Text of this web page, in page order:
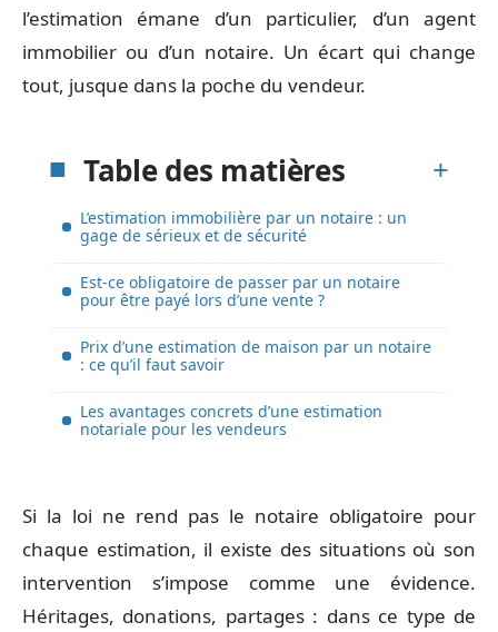
l’estimation émane d’un particulier, d’un agent
immobilier ou d’un notaire. Un écart qui change
tout, jusque dans la poche du vendeur.
Table des matières
L’estimation immobilière par un notaire : un
gage de sérieux et de sécurité
Est-ce obligatoire de passer par un notaire
pour être payé lors d’une vente ?
Prix d’une estimation de maison par un notaire
: ce qu’il faut savoir
Les avantages concrets d’une estimation
notariale pour les vendeurs
Si la loi ne rend pas le notaire obligatoire pour
chaque estimation, il existe des situations où son
intervention s’impose comme une évidence.
Héritages, donations, partages : dans ce type de